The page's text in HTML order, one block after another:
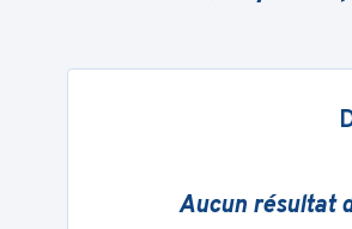
Aucun résultat